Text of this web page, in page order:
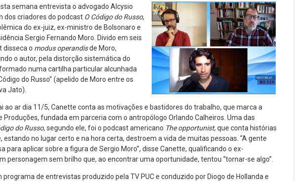
semana entrevista o advogado Alcysio
dos criadores do podcast O Código do Russo,
do ex-juiz, ex-ministro de Bolsonaro e
Sergio Fernando Moro. Divido em seis
disseca o modus operandisde Moro,
o autor, pela distorção sistemática do
numa cartilha particular alcunhada
do Russo” (apelido de Moro entre os
Jato).
ao ar dia 11/5, Canette conta as motivações e bastidores do trabalho, que marca a
Produções, fundada em parceria com o antropólogo Orlando Calheiros. Uma das
do Russo, segundo ele, foi o podcast americano The opportunist, que conta histórias
estando no lugar certo e na hora certa, destroem a vida de muitas pessoas. “A gente
para aplicar sobre a figura de Sergio Moro”, disse Canette, qualificando o ex-
personagem sem brilho que, ao encontrar uma oportunidade, tentou “tornar-se algo”.
programa de entrevistas produzido pela TV PUC e conduzido por Diogo de Hollanda e